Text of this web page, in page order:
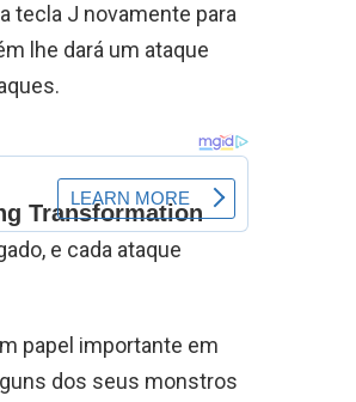
tecla J novamente para
lhe dará um ataque
e cada ataque
papel importante em
dos seus monstros